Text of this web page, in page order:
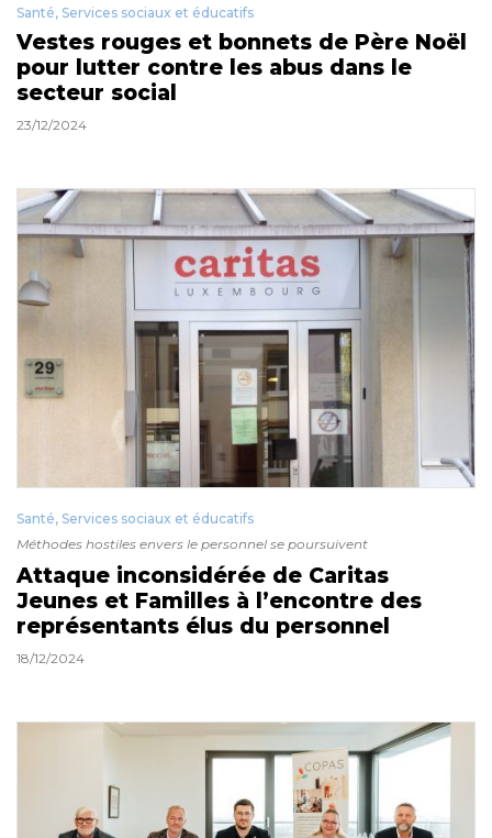
Santé, Services sociaux et éducatifs
Vestes rouges et bonnets de Père Noël
pour lutter contre les abus dans le
secteur social
23/12/2024
Santé, Services sociaux et éducatifs
Méthodes hostiles envers le personnel se poursuivent
Attaque inconsidérée de Caritas
Jeunes et Familles à l’encontre des
représentants élus du personnel
18/12/2024